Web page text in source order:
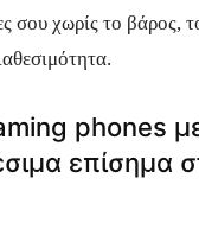
σου χωρίς το βάρος,
phones
επίσημα